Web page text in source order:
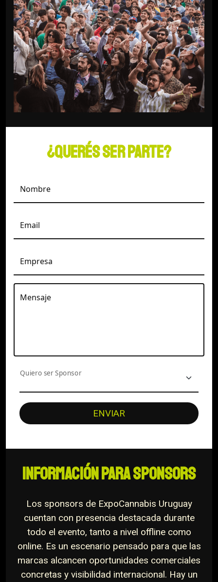
¿QUERÉS SER PARTE?
Nombre
Email
Empresa
Mensaje
Quiero ser Sponsor
ENVIAR
INFORMACIÓN PARA SPONSORS
Los sponsors de ExpoCannabis Uruguay
cuentan con presencia destacada durante
todo el evento, tanto a nivel offline como
online. Es un escenario pensado para que las
marcas alcancen oportunidades comerciales
concretas y visibilidad internacional. Hay un